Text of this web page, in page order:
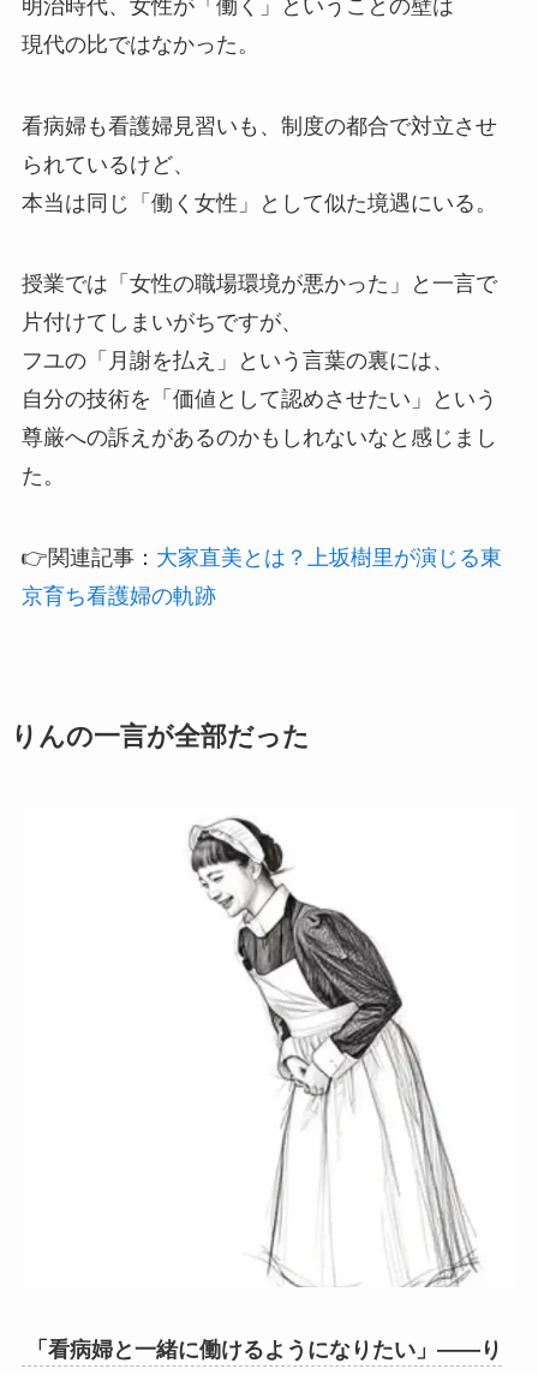
明治時代、女性が「働く」ということの壁は
現代の比ではなかった。
看病婦も看護婦見習いも、制度の都合で対立させ
られているけど、
本当は同じ「働く女性」として似た境遇にいる。
授業では「女性の職場環境が悪かった」と一言で
片付けてしまいがちですが、
フユの「月謝を払え」という言葉の裏には、
自分の技術を「価値として認めさせたい」という
尊厳への訴えがあるのかもしれないなと感じまし
た。
👉関連記事： 大家直美とは？上坂樹里が演じる東
京育ち看護婦の軌跡
りんの一言が全部だった
「看病婦と一緒に働けるようになりたい」——り